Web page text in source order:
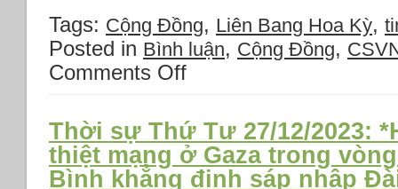
Musk
cấy
người.
*Mỹ
thắt
chặt
Tags: Cộng Đồng, Liên Bang Hoa Kỳ,
Posted in Bình luận, Cộng Đồng,
Comments Offon
Nam
ngày
Thứ
tư
Thời sự Thứ Tư 27/12/2023:
thiệt mạng ở Gaza trong
Bình khẳng định sáp nhập